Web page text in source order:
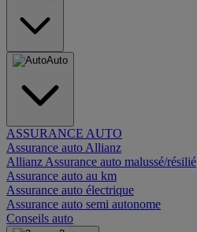
Auto
ASSURANCE AUTO
Assurance auto Allianz
Allianz Assurance auto malussé/résilié
Assurance auto au km
Assurance auto électrique
Assurance auto semi autonome
Conseils auto